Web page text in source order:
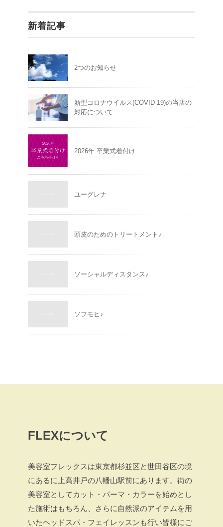
新着記事
2つのお知らせ
新型コロナウイルス(COVID-19)の当店の
対応について
2026年 卒業式着付け
ユーグレナ
頭皮のためのトリートメント♪
ソーシャルディスタンス♪
ソフモヒ♪
FLEXについて
美容室フレックスは東京都杉並区と世田谷区の境
にあるに上高井戸の八幡山駅前にあります。街の
美容室としてカット・パーマ・カラーを始めとし
た施術はもちろん、さらに自然派のアイテムを用
いたヘッドスパ・フェイレッスンも行い皆様にご